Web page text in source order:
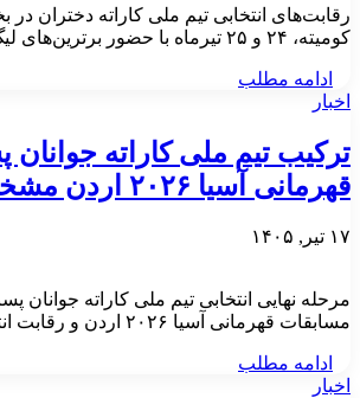
رقابت‌های انتخابی تیم ملی کاراته دختران در
کومیته، ۲۴ و ۲۵ تیرماه با حضور برترین‌های لیگ کاراته‌وان…
ادامه مطلب
اخبار
ترکیب تیم ملی کاراته جوانان
قهرمانی آسیا ۲۰۲۶ اردن مشخص می‌شود
۱۷ تیر, ۱۴۰۵
مرحله نهایی انتخابی تیم ملی کاراته جوانان
مسابقات قهرمانی آسیا ۲۰۲۶ اردن و رقابت انتخابی رده…
ادامه مطلب
اخبار